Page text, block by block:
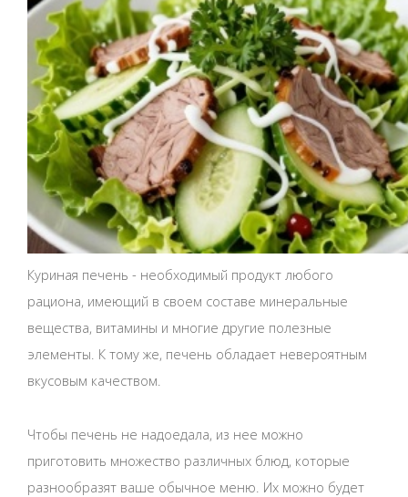
Куриная печень - необходимый продукт любого
рациона, имеющий в своем составе минеральные
вещества, витамины и многие другие полезные
элементы. К тому же, печень обладает невероятным
вкусовым качеством.
Чтобы печень не надоедала, из нее можно
приготовить множество различных блюд, которые
разнообразят ваше обычное меню. Их можно будет